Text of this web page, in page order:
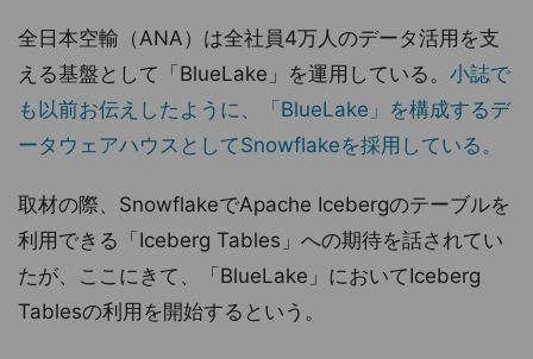
全日本空輸（ANA）は全社員4万人のデータ活用を支
える基盤として「BlueLake」を運用している。 小誌で
も以前お伝えしたように、「BlueLake」を構成するデ
ータウェアハウスとしてSnowflakeを採用している。
取材の際、SnowflakeでApache Icebergのテーブルを
利用できる「Iceberg Tables」への期待を話されてい
たが、ここにきて、「BlueLake」においてIceberg
Tablesの利用を開始するという。